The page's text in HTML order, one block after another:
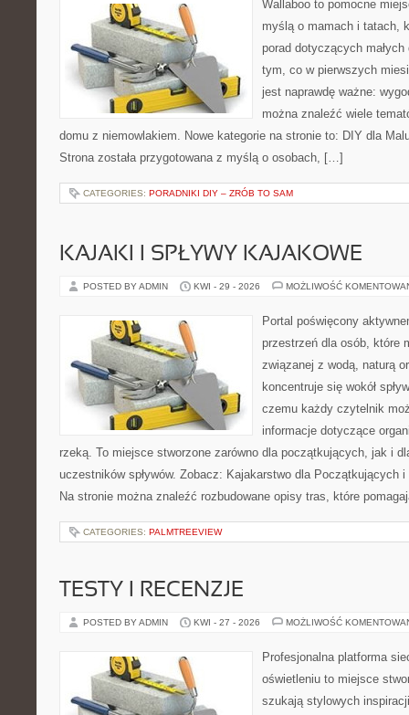
Wallaboo to pomocne
myślą o mamach i tatach,
porad dotyczących
tym, co w pierwszych
jest naprawdę ważne:
można znaleźć wiele
domu z niemowlakiem. Nowe kategorie na stronie to: DIY dla
Strona została przygotowana z myślą o osobach, […]
CATEGORIES: PORADNIKI DIY – ZRÓB TO SAM
KAJAKI I SPŁYWY KAJAKOWE
POSTED BY ADMIN KWI - 29 - 2026 MOŻLIWOŚĆ
Portal poświęcony
przestrzeń dla osób, które
związanej z wodą, naturą
koncentruje się wokół
czemu każdy czytelnik
informacje dotyczące
rzeką. To miejsce stworzone zarówno dla początkujących, jak i
uczestników spływów. Zobacz: Kajakarstwo dla Początkujących
Na stronie można znaleźć rozbudowane opisy tras, które
CATEGORIES: PALMTREEVIEW
TESTY I RECENZJE
POSTED BY ADMIN KWI - 27 - 2026 MOŻLIWOŚĆ
Profesjonalna platforma
oświetleniu to miejsce
szukają stylowych